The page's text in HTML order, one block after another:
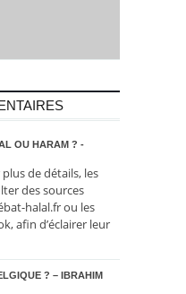
OU HARAM ? -
de détails, les
des sources
halal.fr ou les
afin d’éclairer leur
? – IBRAHIM